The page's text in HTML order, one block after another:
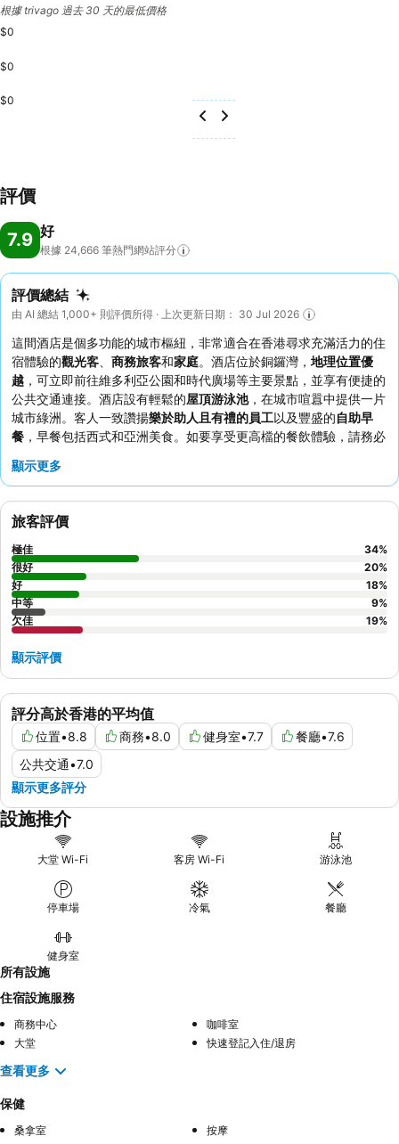
根據 trivago 過去 30 天的最低價格
$0
$0
$0
評價
7.9 好
根據 24,666 筆熱門網站評分
評價總結
由 AI 總結 1,000+ 則評價所得 · 上次更新日期： 30 Jul 2026
這間酒店是個多功能的城市樞紐，非常適合在香港尋求充滿活力的住
宿體驗的觀光客 商務旅客和家庭。酒店位於銅鑼灣， 地理位置優
越 ，可立即前往維多利亞公園和時代廣場等主要景點，並享有便捷的
公共交通連接。酒店設有輕鬆的屋頂游泳池，在城市喧囂中提供一片
城市綠洲。客人一致讚揚樂於助人且有禮的員工以及豐盛的自助早
餐 ，早餐包括西式和亞洲美食。如要享受更高檔的餐飲體驗，請務必
顯示更多
評分高於香港的平均值
位置•8.8 商務•8.0 健身室•7.7 餐廳•7.6
公共交通•7.0
顯示更多評分
旅客評價
極佳 34%
很好
20%
好
18%
中等
9%
欠佳
19%
顯示評價
設施推介
大堂 Wi-Fi 客房 Wi-Fi 游泳池
停車場 冷氣 餐廳
健身室
所有設施
住宿設施服務
商務中心
咖啡室
大堂
快速登記入住/退房
查看更多
保健
桑拿室 按摩